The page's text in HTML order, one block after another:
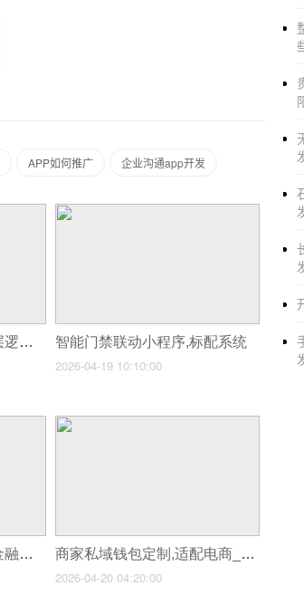
APP如何推广 企业沟通app开发
自助商业模式,小程序底层逻辑拆解 智能门禁联动小程序,标配系统
2026-04-19 10:10:00
多端互通钱包应用开发,金融生态的钥匙 商家私域钱包定制,适配电商_招商_会员平台
2026-04-20 04:20:00